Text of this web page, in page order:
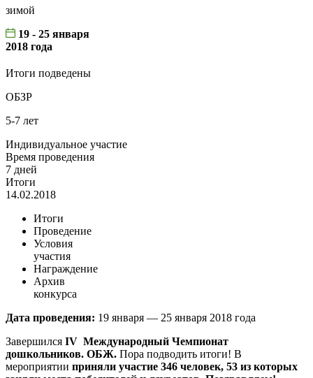
зимой
19 - 25 января
2018 года
Итоги подведены
ОБЗР
5-7 лет
Индивидуальное участие
Время проведения
7 дней
Итоги
14.02.2018
Итоги
Проведение
Условия
участия
Награждение
Архив
конкурса
Дата проведения: 19 января — 25 января 2018 года
Завершился IV Международный Чемпионат
дошкольников. ОБЖ. Пора подводить итоги! В
мероприятии приняли участие 346 человек, 53 из которых